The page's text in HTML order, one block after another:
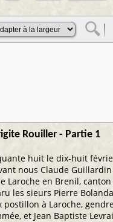
Rouiller - Partie 1
huit le dix-huit
nous Claude
Laroche en Brenil, canton
les sieurs Pierre
à Laroche,
et Jean Baptiste